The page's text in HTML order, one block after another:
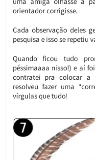
orientador corrigisse.
Cada observação deles
pesquisa e isso se repetiu
Quando ficou tudo
péssimaaaa nisso!) e aí
contratei pra colocar a
resolveu fazer uma
vírgulas que tudo!